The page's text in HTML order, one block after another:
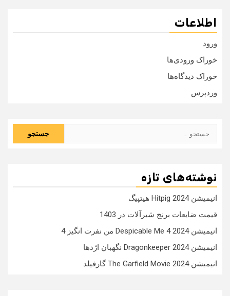
اطلاعات
ورود
خوراک ورودی‌ها
خوراک دیدگاه‌ها
وردپرس
نوشته‌های تازه
انیمیشن Hitpig 2024 هیتپیگ
قیمت ضایعات برنج شیرآلات در 1403
انیمیشن Despicable Me 4 2024 من نفرت انگیز 4
انیمیشن Dragonkeeper 2024 نگهبان اژدها
انیمیشن The Garfield Movie 2024 گارفیلد